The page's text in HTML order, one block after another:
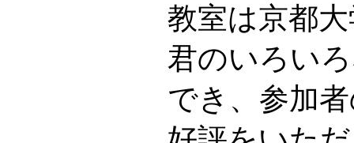
教室は京都
君のいろい
でき、参加